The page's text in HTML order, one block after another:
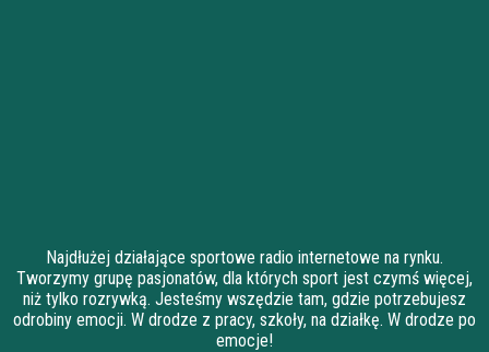
Najdłużej działające sportowe radio internetowe na rynku.
Tworzymy grupę pasjonatów, dla których sport jest czymś więcej,
niż tylko rozrywką. Jesteśmy wszędzie tam, gdzie potrzebujesz
odrobiny emocji. W drodze z pracy, szkoły, na działkę. W drodze po
emocje!